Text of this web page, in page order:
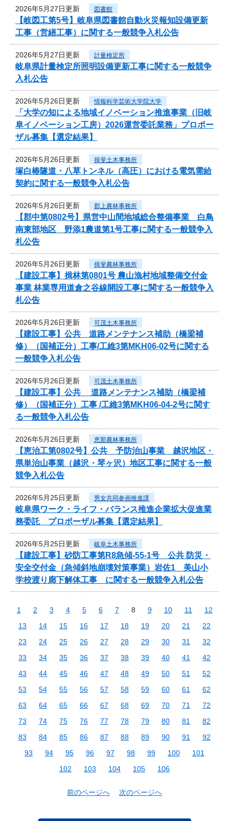
2026年5月27日更新 図書館
【岐図工第5号】岐阜県図書館自動火災報知設備更新
工事（営繕工事）に関する一般競争入札公告
2026年5月27日更新 計量検定所
岐阜県計量検定所照明設備更新工事に関する一般競争
入札公告
2026年5月26日更新 情報科学芸術大学院大学
「大学の知による地域イノベーション推進事業（旧岐
阜イノベーション工房）2026運営委託業務」プロポー
ザル募集【選定結果】
2026年5月26日更新 揖斐土木事務所
塚白椿隧道・八草トンネル（高圧）における電気需給
契約に関する一般競争入札公告
2026年5月26日更新 郡上農林事務所
【郡中第0802号】県営中山間地域総合整備事業 白鳥
南東部地区 野添1農道第1号工事に関する一般競争入
札公告
2026年5月26日更新 揖斐農林事務所
【建設工事】揖林第0801号 農山漁村地域整備交付金
事業 林業専用道倉之谷線開設工事に関する一般競争入
札公告
2026年5月26日更新 可茂土木事務所
【建設工事】公共 道路メンテナンス補助（橋梁補
修）（国補正分）工事/工維3第MKH06-02号に関する
一般競争入札公告
2026年5月26日更新 可茂土木事務所
【建設工事】公共 道路メンテナンス補助（橋梁補
修）（国補正分）工事 /工維3第MKH06-04-2号に関す
る一般競争入札公告
2026年5月26日更新 恵那農林事務所
【恵治工第0802号】公共 予防治山事業 越沢地区・
県単治山事業（越沢・琴ヶ沢）地区工事に関する一般
競争入札公告
2026年5月25日更新 男女共同参画推進課
岐阜県ワーク・ライフ・バランス推進企業拡大促進業
務委託 プロポーザル募集【選定結果】
2026年5月25日更新 岐阜土木事務所
【建設工事】砂防工事第R8急傾-55-1号 公共 防災・
安全交付金（急傾斜地崩壊対策事業）岩佐1 美山小
学校渡り廊下解体工事 に関する一般競争入札公告
1 2 3 4 5 6 7 8 9 10 11
12
13
14 15 16 17 18 19 20 21
22
23
24 25 26 27 28 29 30 31
32
33
34 35 36 37 38 39 40 41
42
43
44 45 46 47 48 49 50 51
52
53
54 55 56 57 58 59 60 61
62
63
64 65 66 67 68 69 70 71
72
73
74 75 76 77 78 79 80 81
82
83
84 85 86 87 88 89 90 91
92
93
94 95 96 97 98 99 100
101
102
103 104 105 106
前のページへ 次のページへ